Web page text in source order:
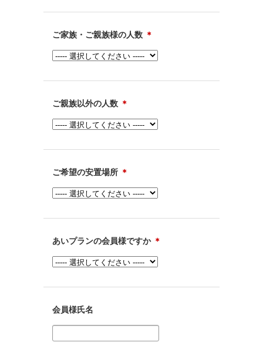
ご家族・ご親族様の人数 ＊
ご親族以外の人数 ＊
ご希望の安置場所 ＊
あいプランの会員様ですか ＊
会員様氏名